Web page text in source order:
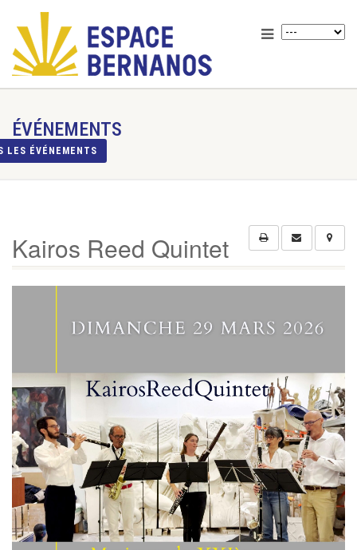
ÉVÉNEMENTS
LES ÉVÉNEMENTS
Kairos Reed Quintet